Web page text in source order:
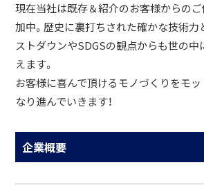
現在当社は既存＆紹介のお客様からの
加中。歴史に裏打ちされた確かな技術力
ストダウンやSDGSの観点からも世の
えます。
お客様に喜んで頂けるモノづくりをモ
なり進んでいきます！
企業概要